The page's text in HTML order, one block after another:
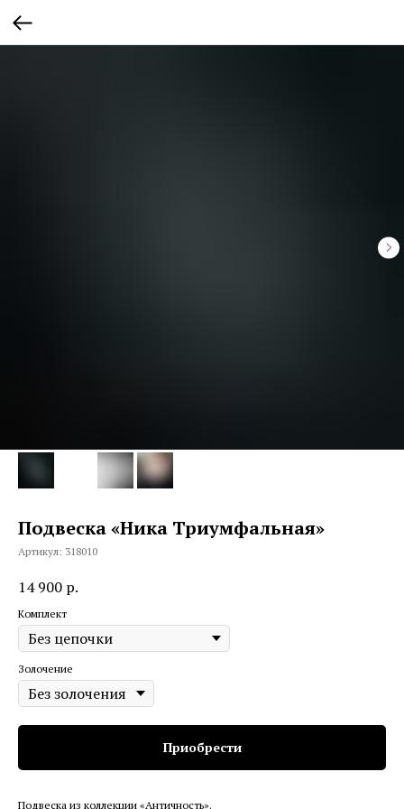
Подвеска «Ника Триумфальная»
Артикул: 318010
14 900 р.
Комплект
Золочение
Приобрести
Подвеска из коллекции «Античность».